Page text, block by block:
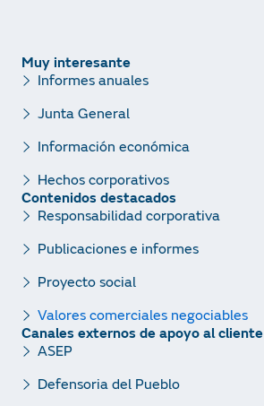
Muy interesante
Informes anuales
Junta General
Información económica
Hechos corporativos
Contenidos destacados
Responsabilidad corporativa
Publicaciones e informes
Proyecto social
Valores comerciales negociables
Canales externos de apoyo al cliente
ASEP
Defensoria del Pueblo